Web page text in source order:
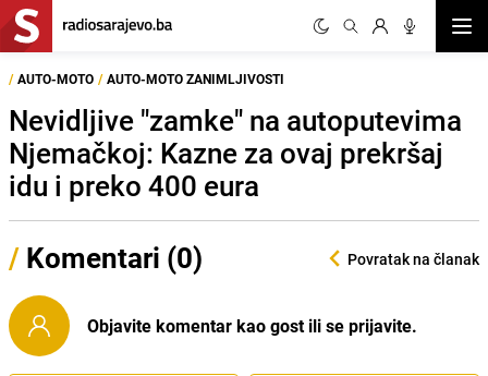
/ AUTO-MOTO / AUTO-MOTO ZANIMLJIVOSTI
Nevidljive "zamke" na autoputevima
Njemačkoj: Kazne za ovaj prekršaj
idu i preko 400 eura
/ Komentari (0) Povratak na članak
Objavite komentar kao gost ili se prijavite.